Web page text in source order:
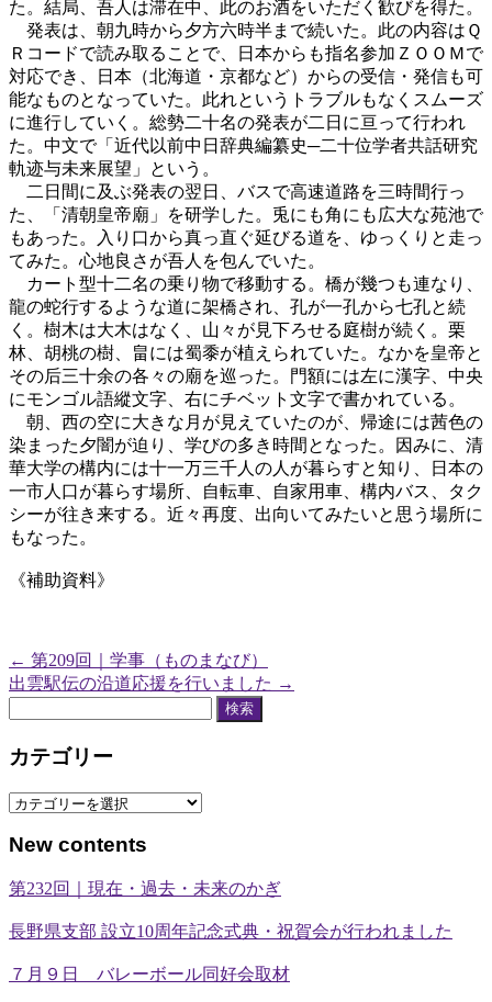
た。結局、吾人は滞在中、此のお酒をいただく歓びを得た。
発表は、朝九時から夕方六時半まで続いた。此の内容はＱ
Ｒコードで読み取ることで、日本からも指名参加ＺＯＯＭで
対応でき、日本（北海道・京都など）からの受信・発信も可
能なものとなっていた。此れというトラブルもなくスムーズ
に進行していく。総勢二十名の発表が二日に亘って行われ
た。中文で「近代以前中日辞典編纂史─二十位学者共話研究
軌迹与未来展望」という。
二日間に及ぶ発表の翌日、バスで高速道路を三時間行っ
た、「清朝皇帝廟」を研学した。兎にも角にも広大な苑池で
もあった。入り口から真っ直ぐ延びる道を、ゆっくりと走っ
てみた。心地良さが吾人を包んでいた。
カート型十二名の乗り物で移動する。橋が幾つも連なり、
龍の蛇行するような道に架橋され、孔が一孔から七孔と続
く。樹木は大木はなく、山々が見下ろせる庭樹が続く。栗
林、胡桃の樹、畠には蜀黍が植えられていた。なかを皇帝と
その后三十余の各々の廟を巡った。門額には左に漢字、中央
にモンゴル語縱文字、右にチベット文字で書かれている。
朝、西の空に大きな月が見えていたのが、帰途には茜色の
染まった夕闇が迫り、学びの多き時間となった。因みに、清
華大学の構内には十一万三千人の人が暮らすと知り、日本の
一市人口が暮らす場所、自転車、自家用車、構内バス、タク
シーが往き来する。近々再度、出向いてみたいと思う場所に
もなった。
《補助資料》
← 第209回｜学事（ものまなび）
出雲駅伝の沿道応援を行いました →
カテゴリー
カ
ゴ
ー
New contents
第232回｜現在・過去・未来のかぎ
長野県支部 設立10周年記念式典・祝賀会が行われました
７月９日 バレーボール同好会取材